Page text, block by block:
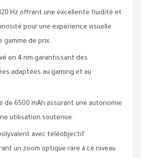
120 Hz offrant une excellente fluidité et
pour une expérience visuelle
gamme de prix.
en 4 nm garantissant des
adaptées au gaming et au
de 6500 mAh assurant une autonomie
utilisation soutenue.
avec téléobjectif
un zoom optique rare à ce niveau